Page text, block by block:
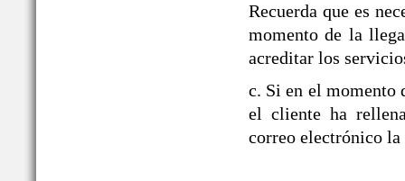
Recuerda que es
momento de la
acreditar los
c. Si en el momento
el cliente ha
correo electrónico la